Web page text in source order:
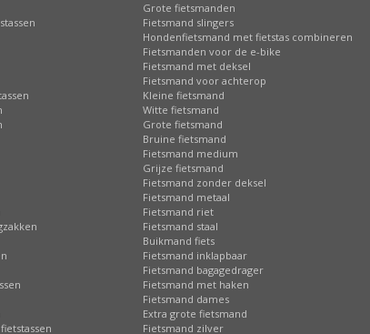
Grote fietsmanden
Fietsmand slingers
Hondenfietsmand met fietstas combineren
Fietsmanden voor de e-bike
Fietsmand met deksel
Fietsmand voor achterop
Kleine fietsmand
Witte fietsmand
Grote fietsmand
Bruine fietsmand
Fietsmand medium
Grijze fietsmand
Fietsmand zonder deksel
Fietsmand metaal
Fietsmand riet
Fietsmand staal
Buikmand fiets
Fietsmand inklapbaar
Fietsmand bagagedrager
Fietsmand met haken
Fietsmand dames
Extra grote fietsmand
Fietsmand zilver